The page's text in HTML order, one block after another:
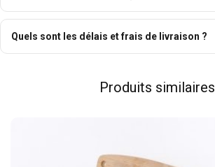
Quels sont les délais et frais de livraison ?
Produits similaires